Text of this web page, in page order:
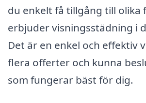
du enkelt få tillgång till olika
erbjuder visningsstädning i
Det är en enkel och effektiv
flera offerter och kunna
som fungerar bäst för dig.